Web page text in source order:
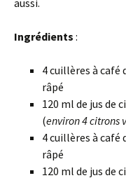
aussi.
Ingrédients :
4 cuillères à
râpé
120 ml de jus de
(environ 4 citrons
4 cuillères à
râpé
120 ml de jus de